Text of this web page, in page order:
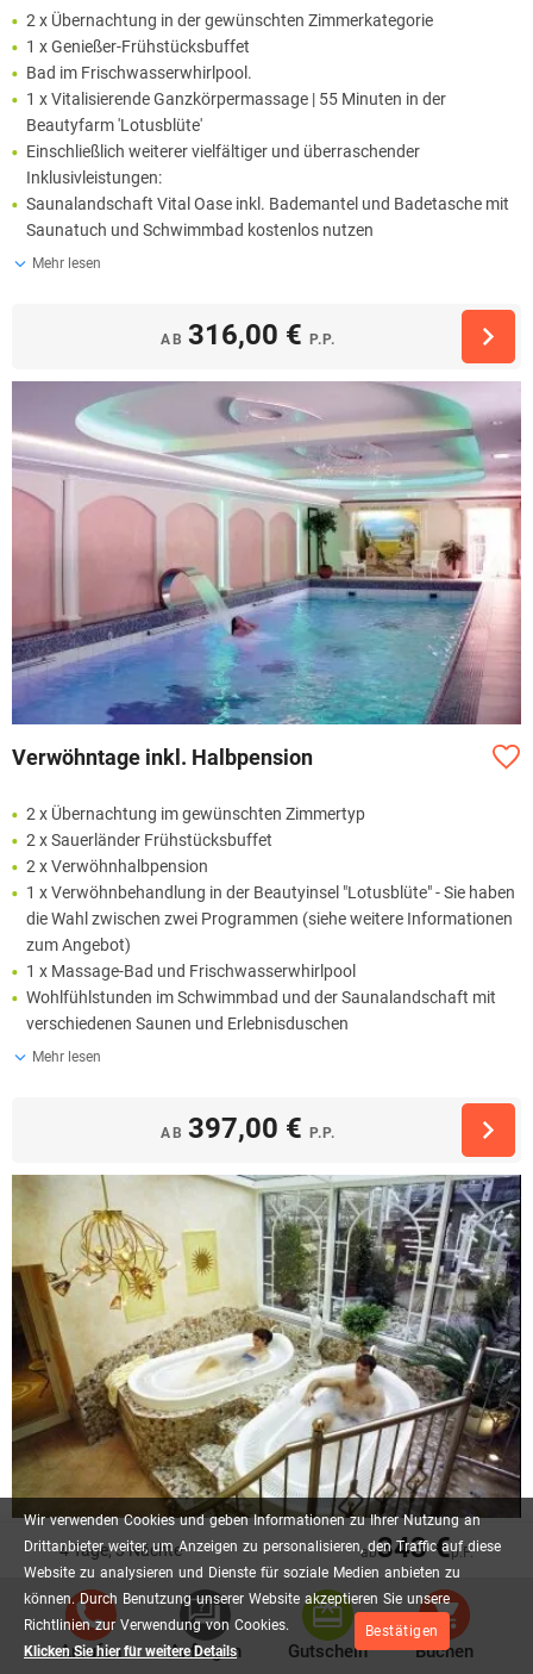
Wir verwenden Cookies und geben Informationen zu Ihrer Nutzung an
Drittanbieter weiter, um Anzeigen zu personalisieren, den Traffic auf diese
Website zu analysieren und Dienste für soziale Medien anbieten zu
können. Durch Benutzung unserer Website akzeptieren Sie unsere
Richtlinien zur Verwendung von Cookies.
Klicken Sie hier für weitere Details
Bestätigen
4 Tage, 3 Nächte ab343 €p.P.
Anrufen Anfragen Gutschein Buchen
2 x Übernachtung in der gewünschten Zimmerkategorie
1 x Genießer-Frühstücksbuffet
Bad im Frischwasserwhirlpool.
1 x Vitalisierende Ganzkörpermassage | 55 Minuten in der
Beautyfarm 'Lotusblüte'
Einschließlich weiterer vielfältiger und überraschender
Inklusivleistungen:
Saunalandschaft Vital Oase inkl. Bademantel und Badetasche mit
Saunatuch und Schwimmbad kostenlos nutzen
Mehr lesen
AB 316,00 € P.P.
Verwöhntage inkl. Halbpension
2 x Übernachtung im gewünschten Zimmertyp
2 x Sauerländer Frühstücksbuffet
2 x Verwöhnhalbpension
1 x Verwöhnbehandlung in der Beautyinsel "Lotusblüte" - Sie haben
die Wahl zwischen zwei Programmen (siehe weitere Informationen
zum Angebot)
1 x Massage-Bad und Frischwasserwhirlpool
Wohlfühlstunden im Schwimmbad und der Saunalandschaft mit
verschiedenen Saunen und Erlebnisduschen
Mehr lesen
AB 397,00 € P.P.
5 Tage Zwischendurchurlaub im Sauerland
4 Übernachtungen
4 x reichhaltiges Frühstück vom Buffet
4 x 4-Gänge-Abendmenu oder Buffet